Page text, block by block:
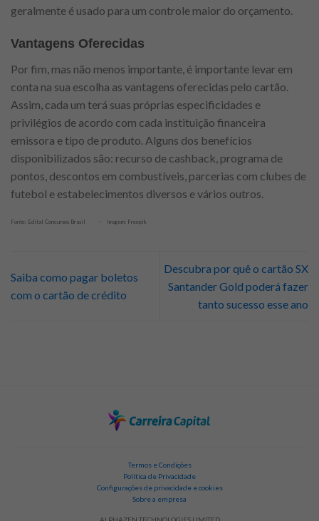
geralmente é usado para um controle maior do orçamento.
Vantagens Oferecidas
Por fim, mas não menos importante, é importante levar em
conta na sua escolha as vantagens oferecidas pelo cartão.
Assim, cada um terá suas próprias especificidades e
privilégios de acordo com cada instituição financeira
emissora e tipo de produto. Alguns dos benefícios
disponibilizados são: recurso de cashback, programa de
pontos, descontos em combustíveis, parcerias com clubes de
futebol e estabelecimentos diversos e vários outros.
Fonte: Edital Concursos Brasil – Imagem: Freepik
Saiba como pagar boletos
com o cartão de crédito
Descubra por quê o cartão SX
Santander Gold poderá fazer
tanto sucesso esse ano
Termos e Condições
Política de Privacidade
Configurações de privacidade e cookies
Sobre a empresa